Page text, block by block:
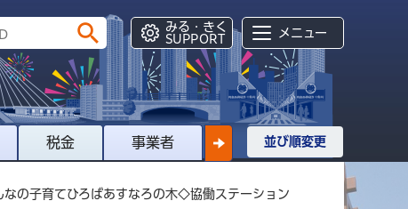
みる・きく
SUPPORT
メニュー
税金 事業者 並び順変更
なの子育てひろばあすなろの木◇協働ステーション